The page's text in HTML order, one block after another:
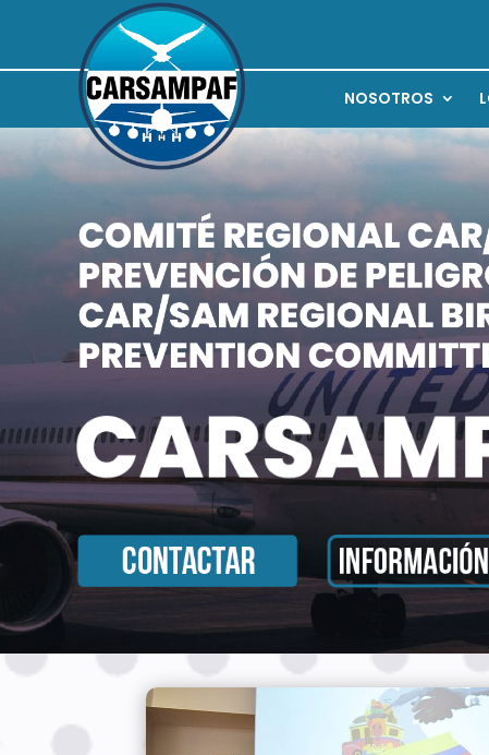
NOSOTROS